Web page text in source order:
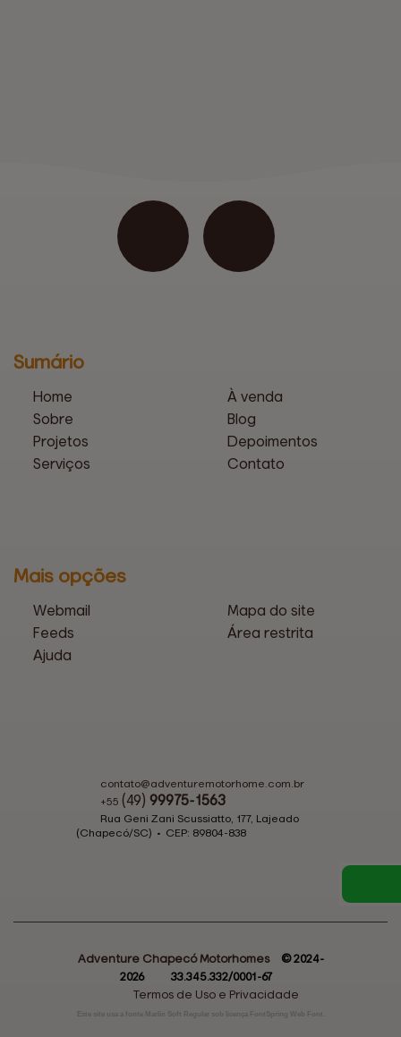
Sumário
Home
Sobre
Projetos
Serviços
À venda
Blog
Depoimentos
Contato
Mais opções
Webmail
Feeds
Ajuda
Mapa do site
Área restrita
contato@adventuremotorhome.com.br
+55 (49) 99975-1563
Rua Geni Zani Scussiatto, 177, Lajeado
(Chapecó/SC) • CEP: 89804-838
Adventure Chapecó Motorhomes
© 2024-
2026
33.345.332/0001-67
Termos de Uso e Privacidade
Este site usa a fonte Marlin Soft Regular sob licença FontSpring Web Font.